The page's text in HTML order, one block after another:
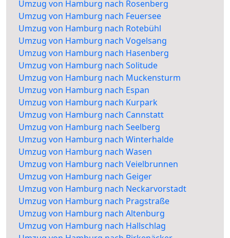
Umzug von Hamburg nach Rosenberg
Umzug von Hamburg nach Feuersee
Umzug von Hamburg nach Rotebühl
Umzug von Hamburg nach Vogelsang
Umzug von Hamburg nach Hasenberg
Umzug von Hamburg nach Solitude
Umzug von Hamburg nach Muckensturm
Umzug von Hamburg nach Espan
Umzug von Hamburg nach Kurpark
Umzug von Hamburg nach Cannstatt
Umzug von Hamburg nach Seelberg
Umzug von Hamburg nach Winterhalde
Umzug von Hamburg nach Wasen
Umzug von Hamburg nach Veielbrunnen
Umzug von Hamburg nach Geiger
Umzug von Hamburg nach Neckarvorstadt
Umzug von Hamburg nach Pragstraße
Umzug von Hamburg nach Altenburg
Umzug von Hamburg nach Hallschlag